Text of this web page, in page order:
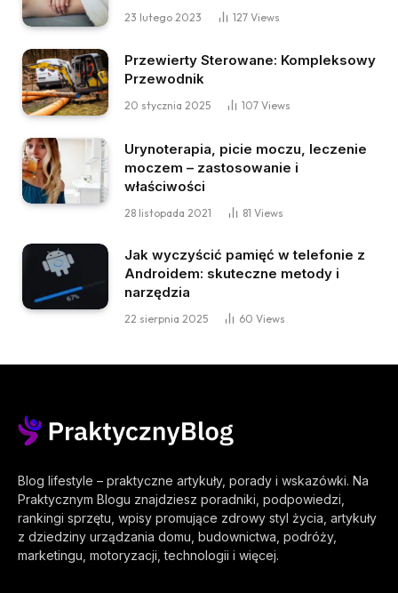
23 lutego 2023 127 Views
Przewierty Sterowane: Kompleksowy
Przewodnik
20 stycznia 2025 107 Views
Urynoterapia, picie moczu, leczenie
moczem – zastosowanie i
właściwości
28 listopada 2021 81 Views
Jak wyczyścić pamięć w telefonie z
Androidem: skuteczne metody i
narzędzia
22 sierpnia 2025 60 Views
Blog lifestyle – praktyczne artykuły, porady i wskazówki. Na
Praktycznym Blogu znajdziesz poradniki, podpowiedzi,
rankingi sprzętu, wpisy promujące zdrowy styl życia, artykuły
z dziedziny urządzania domu, budownictwa, podróży,
marketingu, motoryzacji, technologii i więcej.